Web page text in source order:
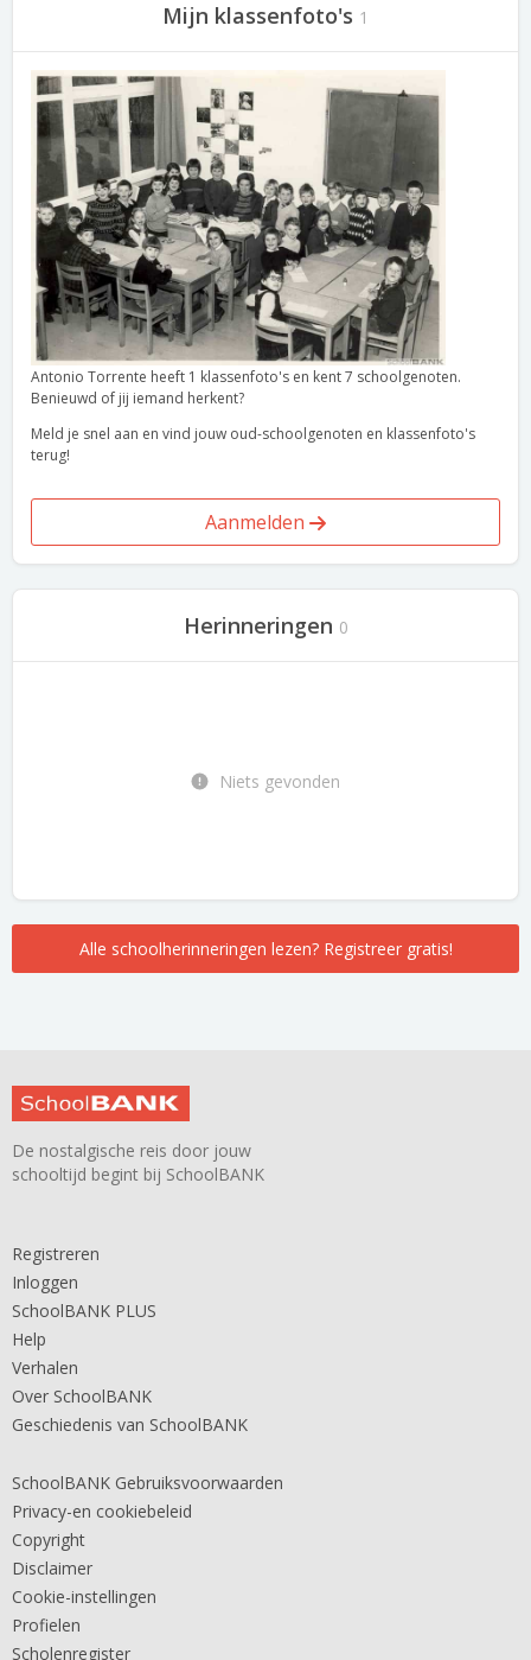
Mijn klassenfoto's 1
Antonio Torrente heeft 1 klassenfoto's en kent 7 schoolgenoten.
Benieuwd of jij iemand herkent?
Meld je snel aan en vind jouw oud-schoolgenoten en klassenfoto's
terug!
Aanmelden
Herinneringen 0
Niets gevonden
Alle schoolherinneringen lezen? Registreer gratis!
De nostalgische reis door jouw
schooltijd begint bij SchoolBANK
Registreren
Inloggen
SchoolBANK PLUS
Help
Verhalen
Over SchoolBANK
Geschiedenis van SchoolBANK
SchoolBANK Gebruiksvoorwaarden
Privacy-en cookiebeleid
Copyright
Disclaimer
Cookie-instellingen
Profielen
Scholenregister